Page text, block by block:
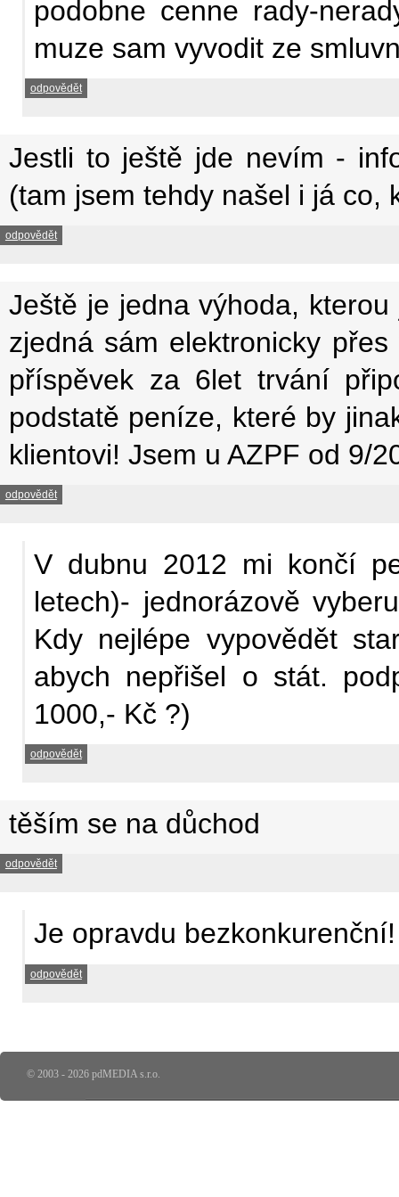
podobne cenne rady-
muze sam vyvodit ze
odpovědět
Jestli to ještě jde nevím -
(tam jsem tehdy našel i já co,
odpovědět
Ještě je jedna výhoda,
zjedná sám elektronicky
příspěvek za 6let trvání
podstatě peníze, které by
klientovi! Jsem u AZPF od 9/
odpovědět
V dubnu 2012 mi končí
letech)- jednorázově
Kdy nejlépe vypovědět
abych nepřišel o stát.
1000,- Kč ?)
odpovědět
těším se na důchod
odpovědět
Je opravdu bezkonkurenční!
odpovědět
© 2003 - 2026 pdMEDIA s.r.o.